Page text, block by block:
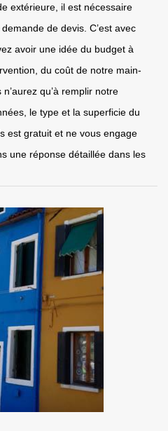
extérieure, il est nécessaire
de devis. C’est avec
avoir une idée du budget à
du coût de notre main-
qu’à remplir notre
le type et la superficie du
est gratuit et ne vous engage
une réponse détaillée dans les